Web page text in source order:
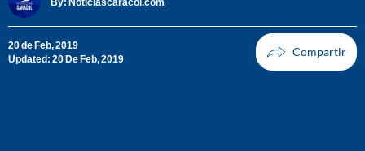
20 de Feb, 2019
Updated: 20 De Feb, 2019